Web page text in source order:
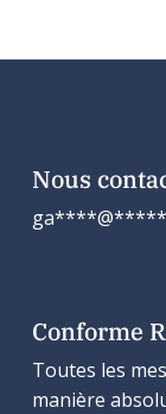
Nous
ga****@*****
Conforme
Toutes les
manière